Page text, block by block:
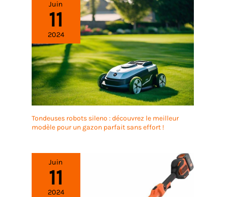
Juin
11
2024
Tondeuses robots sileno : découvrez le meilleur
modèle pour un gazon parfait sans effort !
Juin
11
2024